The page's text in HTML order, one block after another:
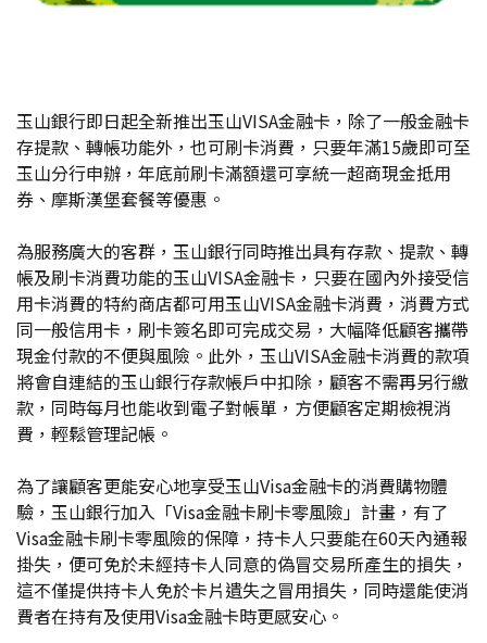
玉山銀行即日起全新推出玉山VISA金融卡，除了一般金融卡
存提款、轉帳功能外，也可刷卡消費，只要年滿15歲即可至
玉山分行申辦，年底前刷卡滿額還可享統一超商現金抵用
券、摩斯漢堡套餐等優惠。
為服務廣大的客群，玉山銀行同時推出具有存款、提款、轉
帳及刷卡消費功能的玉山VISA金融卡，只要在國內外接受信
用卡消費的特約商店都可用玉山VISA金融卡消費，消費方式
同一般信用卡，刷卡簽名即可完成交易，大幅降低顧客攜帶
現金付款的不便與風險。此外，玉山VISA金融卡消費的款項
將會自連結的玉山銀行存款帳戶中扣除，顧客不需再另行繳
款，同時每月也能收到電子對帳單，方便顧客定期檢視消
費，輕鬆管理記帳。
為了讓顧客更能安心地享受玉山Visa金融卡的消費購物體
驗，玉山銀行加入「Visa金融卡刷卡零風險」計畫，有了
Visa金融卡刷卡零風險的保障，持卡人只要能在60天內通報
掛失，便可免於未經持卡人同意的偽冒交易所產生的損失，
這不僅提供持卡人免於卡片遺失之冒用損失，同時還能使消
費者在持有及使用Visa金融卡時更感安心。